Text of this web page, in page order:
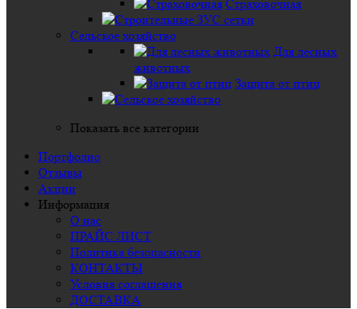
Страховочная
Сельское хозяйство
Для лесных
животных
Защита от птиц
Показать все категории
Портфолио
Отзывы
Акции
Информация
О нас
ПРАЙС ЛИСТ
Политика безопасности
КОНТАКТЫ
Условия соглашения
ДОСТАВКА